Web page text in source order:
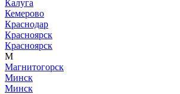
Калуга
Кемерово
Краснодар
Красноярск
Красноярск
М
Магнитогорск
Минск
Минск